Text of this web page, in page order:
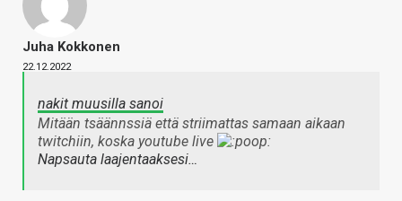
Juha Kokkonen
22.12.2022
nakit muusilla sanoi
Mitään tsäännssiä että striimattas samaan aikaan
twitchiin, koska youtube live
Napsauta laajentaaksesi…